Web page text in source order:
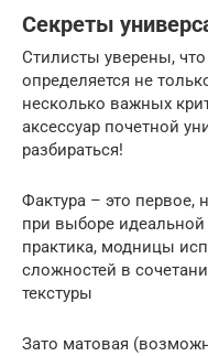
Секреты
Стилисты уверены,
определяется не
несколько важных
аксессуар почетной
разбираться!
Фактура – это первое,
при выборе
практика, модницы
сложностей в
текстуры
Зато матовая